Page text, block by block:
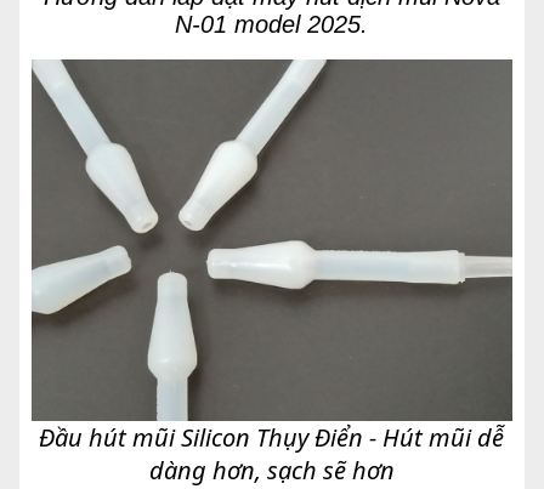
N-01 model 2025.
Đầu hút mũi Silicon Thụy Điển - Hút mũi dễ
dàng hơn, sạch sẽ hơn